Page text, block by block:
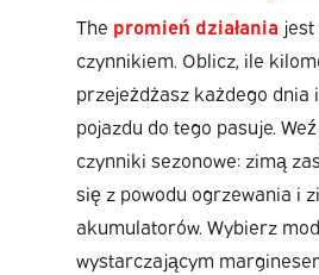
The promień działania
czynnikiem. Oblicz, ile
przejeżdżasz każdego dnia
pojazdu do tego pasuje.
czynniki sezonowe: zimą
się z powodu ogrzewania i
akumulatorów. Wybierz
wystarczającym